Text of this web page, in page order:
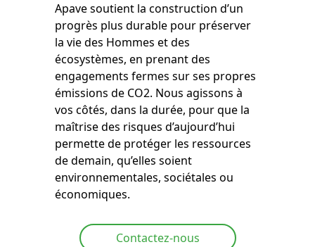
Apave soutient la construction d’un
progrès plus durable pour préserver
la vie des Hommes et des
écosystèmes, en prenant des
engagements fermes sur ses propres
émissions de CO2. Nous agissons à
vos côtés, dans la durée, pour que la
maîtrise des risques d’aujourd’hui
permette de protéger les ressources
de demain, qu’elles soient
environnementales, sociétales ou
économiques.
Contactez-nous